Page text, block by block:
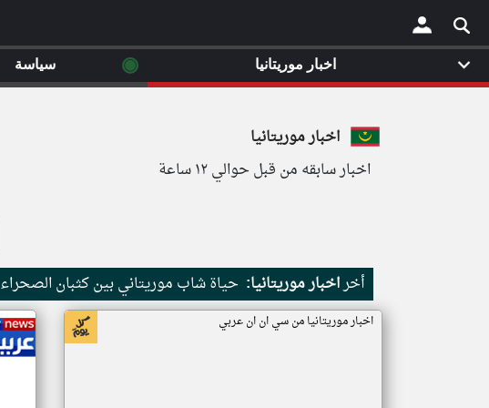
×
اخبار موريتانيا
اخبار سابقه من قبل حوالي ١٢ ساعة
أخراخبار موريتانيا: حياة شاب موريتاني بين كثبان الصحراء
اخبار موريتانيا من سي ان ان عربي
اخبار موريتانيا ◉ سياسة